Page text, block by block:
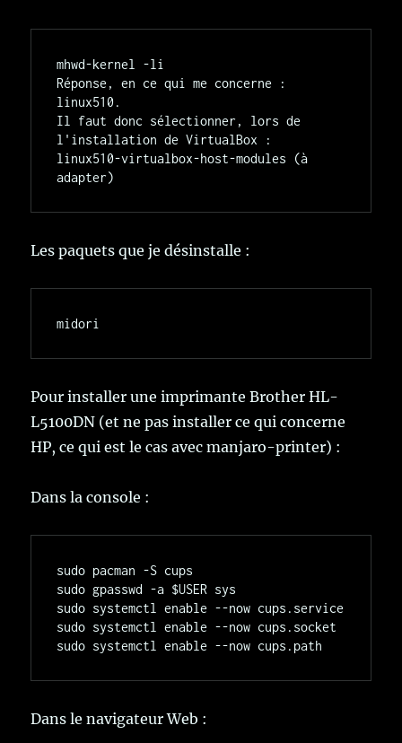
mhwd-kernel -li
Réponse, en ce qui me concerne :
linux510.
Il faut donc sélectionner, lors de
l'installation de VirtualBox :
linux510-virtualbox-host-modules (à
Les paquets que je désinstalle :
Pour installer une imprimante Brother HL-
L5100DN (et ne pas installer ce qui concerne
HP, ce qui est le cas avec manjaro-printer) :
Dans la console :
sudo pacman -S cups
sudo gpasswd -a $USER sys
sudo systemctl enable --now cups.service
sudo systemctl enable --now cups.socket
Dans le navigateur Web :